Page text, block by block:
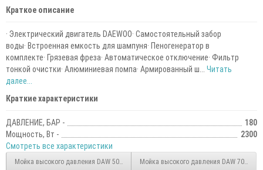
Краткое описание
· Электрический двигатель DAEWOO· Самостоятельный забор
воды· Встроенная емкость для шампуня· Пеногенератор в
комплекте· Грязевая фреза· Автоматическое отключение· Фильтр
тонкой очистки· Алюминиевая помпа· Армированный ш... Читать
далее...
Краткие характеристики
ДАВЛЕНИЕ, БАР -
180
Мощность, Вт -
2300
Смотреть все характеристики
Мойка высокого давления DAW 500 DAEWOOМойка высокого давления DAW 700